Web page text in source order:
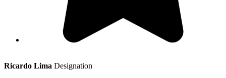
Ricardo Lima Designation